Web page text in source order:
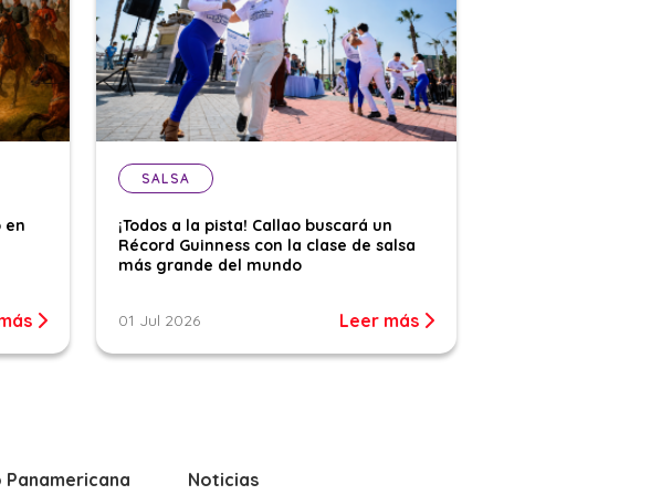
en
SALSA
¡Todos a la pista! Callao buscará un
Récord Guinness con la clase de salsa
más grande del mundo
01 Jul 2026 Leer más
Panamericana Noticias